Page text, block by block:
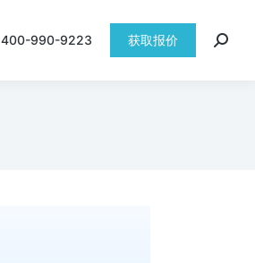
400-990-9223 获取报价